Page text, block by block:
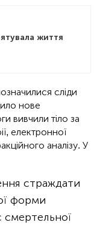
життя
сліди
нове
вивчили тіло за
електронної
аналізу. У
страждати
форми
смертельної